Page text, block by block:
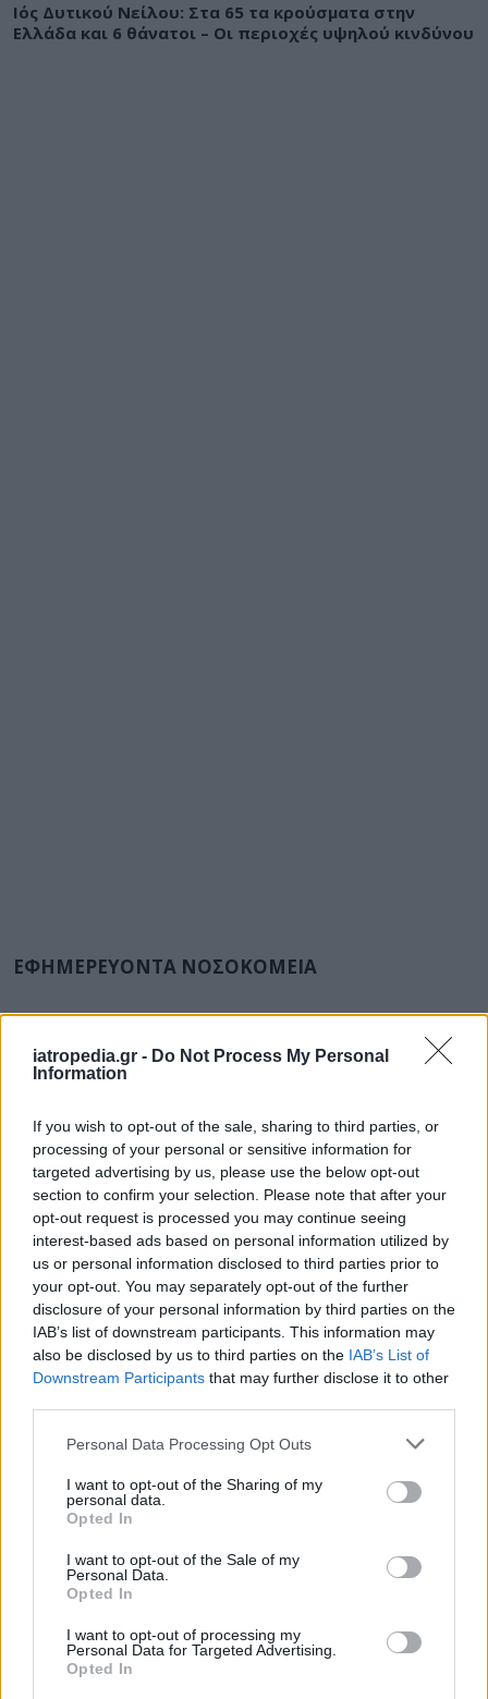
iatropedia.gr - Do Not Process My Personal
Information
If you wish to opt-out of the sale, sharing to third parties, or
processing of your personal or sensitive information for
targeted advertising by us, please use the below opt-out
section to confirm your selection. Please note that after your
opt-out request is processed you may continue seeing
interest-based ads based on personal information utilized by
us or personal information disclosed to third parties prior to
your opt-out. You may separately opt-out of the further
disclosure of your personal information by third parties on the
IAB’s list of downstream participants. This information may
also be disclosed by us to third parties on the IAB’s List of
Downstream Participants that may further disclose it to other
Personal Data Processing Opt Outs
I want to opt-out of the Sharing of my
personal data.
Opted In
I want to opt-out of the Sale of my
Personal Data.
Opted In
I want to opt-out of processing my
Personal Data for Targeted Advertising.
Opted In
Ιός Δυτικού Νείλου: Στα 65 τα κρούσματα στην
Ελλάδα και 6 θάνατοι – Οι περιοχές υψηλού κινδύνου
ΕΦΗΜΕΡΕΥΟΝΤΑ ΝΟΣΟΚΟΜΕΙΑ